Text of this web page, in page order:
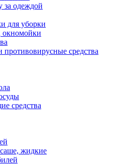
за одеждой
для уборки
средства
средства
жидкие